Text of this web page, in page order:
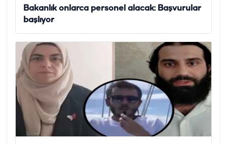
Bakanlık onlarca personel alacak: Başvurular
başlıyor